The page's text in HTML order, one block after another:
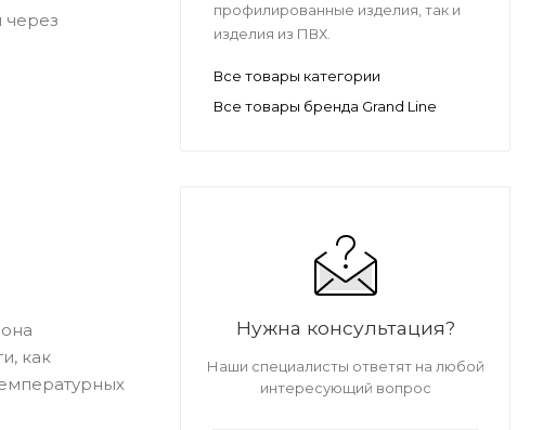
через
как
профилированные изделия, так и
изделия из ПВХ.
Все товары категории
Все товары бренда Grand Line
Нужна консультация?
Наши специалисты ответят на любой
интересующий вопрос